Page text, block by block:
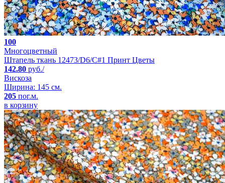
100
Многоцветный
Штапель ткань 12473/D6/C#1 Принт Цветы
142.80 руб./
Вискоза
Ширина: 145 см.
205 пог.м.
в корзину